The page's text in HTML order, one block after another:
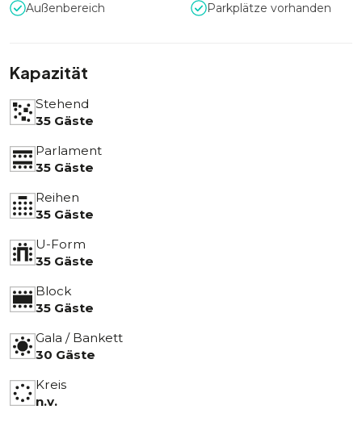
Außenbereich Parkplätze vorhanden
Kapazität
Stehend
35 Gäste
Parlament
35 Gäste
Reihen
35 Gäste
U-Form
35 Gäste
Block
35 Gäste
Gala / Bankett
30 Gäste
Kreis
n.v.